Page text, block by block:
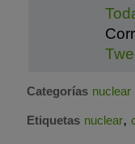
Categorías nuclear
Etiquetas nuclear,